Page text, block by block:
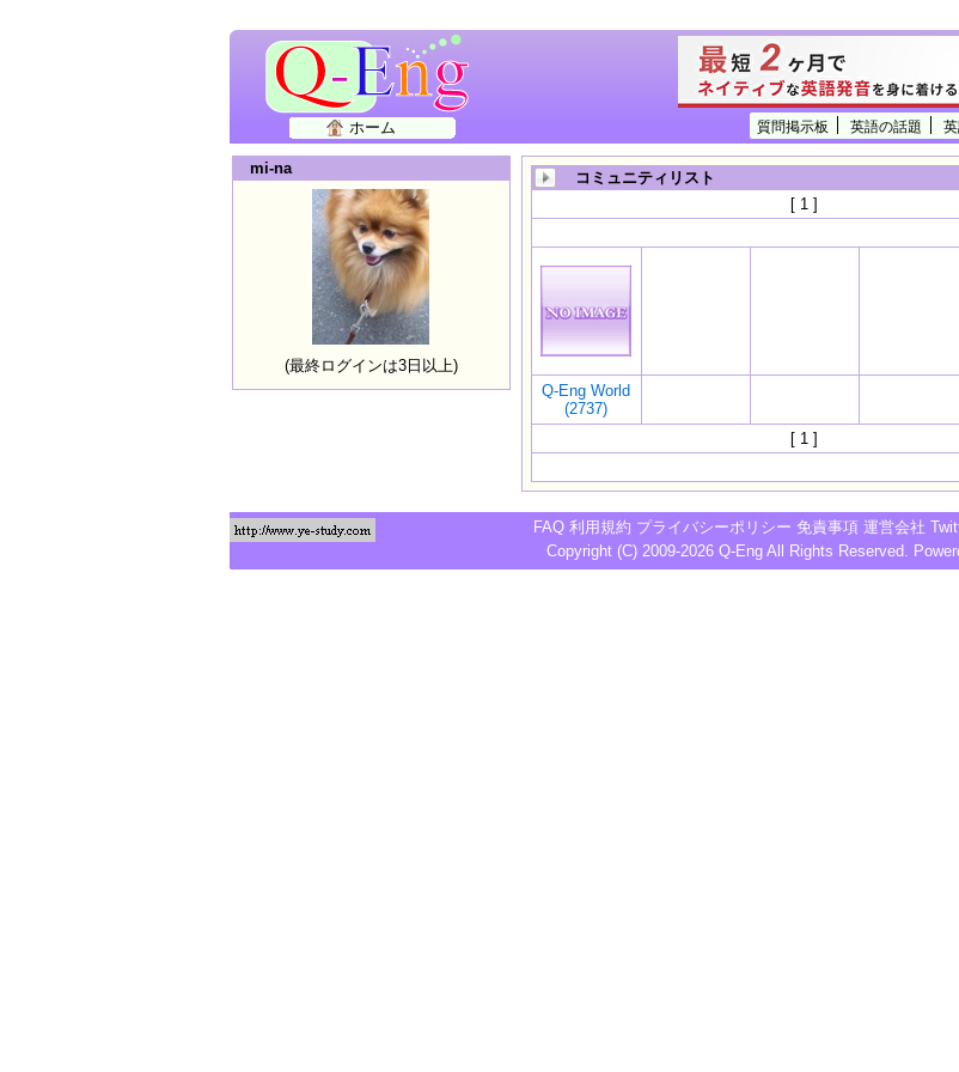
質問掲示板 英語の話題
ホーム
mi-na
(最終ログインは3日以上)
コミュニティリスト
[ 1 ]
Q-Eng World
(2737)
[ 1 ]
FAQ 利用規約 プライバシーポリシー 免責事項 運営会社
Copyright (C) 2009-2026 Q-Eng All Rights Reserved.